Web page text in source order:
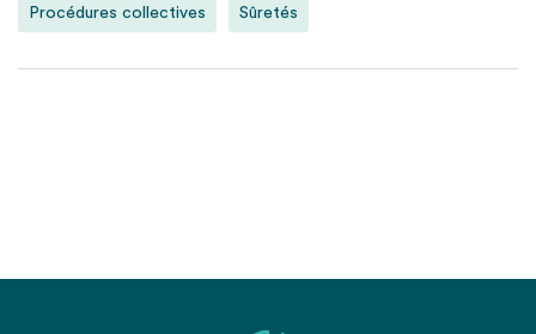
Procédures collectives Sûretés